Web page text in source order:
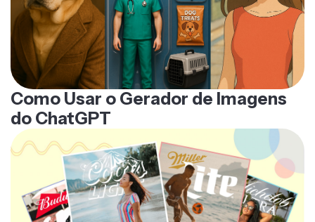
Como Usar o Gerador de Imagens
do ChatGPT